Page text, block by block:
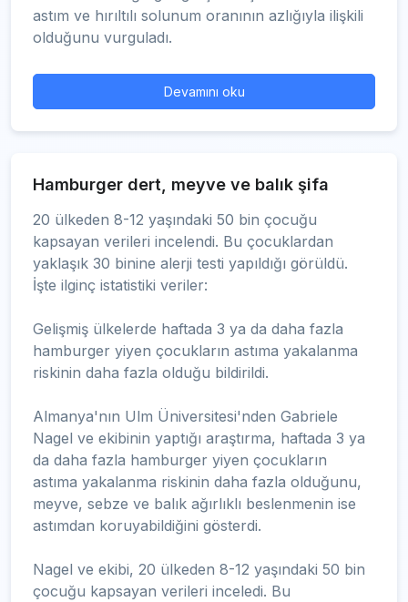
astım ve hırıltılı solunum oranının azlığıyla ilişkili
olduğunu vurguladı.
Devamını oku
Hamburger dert, meyve ve balık şifa
20 ülkeden 8-12 yaşındaki 50 bin çocuğu
kapsayan verileri incelendi. Bu çocuklardan
yaklaşık 30 binine alerji testi yapıldığı görüldü.
İşte ilginç istatistiki veriler:
Gelişmiş ülkelerde haftada 3 ya da daha fazla
hamburger yiyen çocukların astıma yakalanma
riskinin daha fazla olduğu bildirildi.
Almanya'nın Ulm Üniversitesi'nden Gabriele
Nagel ve ekibinin yaptığı araştırma, haftada 3 ya
da daha fazla hamburger yiyen çocukların
astıma yakalanma riskinin daha fazla olduğunu,
meyve, sebze ve balık ağırlıklı beslenmenin ise
astımdan koruyabildiğini gösterdi.
Nagel ve ekibi, 20 ülkeden 8-12 yaşındaki 50 bin
çocuğu kapsayan verileri inceledi. Bu